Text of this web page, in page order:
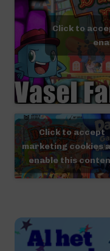
Click to
Click to accept
marketing cookies
enable this